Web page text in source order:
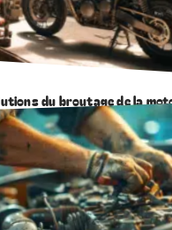
du broutage de la